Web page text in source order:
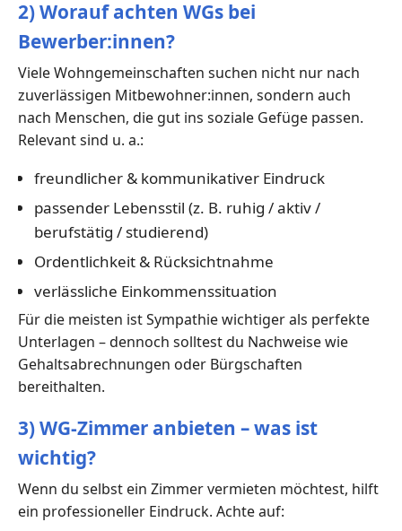
2) Worauf achten WGs bei
Bewerber:innen?
Viele Wohngemeinschaften suchen nicht nur nach
zuverlässigen Mitbewohner:innen, sondern auch
nach Menschen, die gut ins soziale Gefüge passen.
Relevant sind u. a.:
freundlicher & kommunikativer Eindruck
passender Lebensstil (z. B. ruhig / aktiv /
berufstätig / studierend)
Ordentlichkeit & Rücksichtnahme
verlässliche Einkommenssituation
Für die meisten ist Sympathie wichtiger als perfekte
Unterlagen – dennoch solltest du Nachweise wie
Gehaltsabrechnungen oder Bürgschaften
bereithalten.
3) WG-Zimmer anbieten – was ist
wichtig?
Wenn du selbst ein Zimmer vermieten möchtest, hilft
ein professioneller Eindruck. Achte auf: